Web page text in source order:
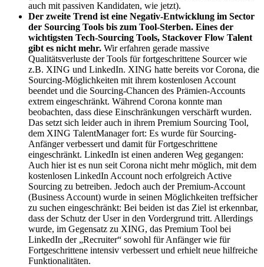
auch mit passiven Kandidaten, wie jetzt).
Der zweite Trend ist eine Negativ-Entwicklung im Sector
der Sourcing Tools bis zum Tool-Sterben. Eines der
wichtigsten Tech-Sourcing Tools, Stackover Flow Talent
gibt es nicht mehr. Wir erfahren gerade massive
Qualitätsverluste der Tools für fortgeschrittene Sourcer wie
z.B. XING und LinkedIn. XING hatte bereits vor Corona, die
Sourcing-Möglichkeiten mit ihrem kostenlosen Account
beendet und die Sourcing-Chancen des Prämien-Accounts
extrem eingeschränkt. Während Corona konnte man
beobachten, dass diese Einschränkungen verschärft wurden.
Das setzt sich leider auch in ihrem Premium Sourcing Tool,
dem XING TalentManager fort: Es wurde für Sourcing-
Anfänger verbessert und damit für Fortgeschrittene
eingeschränkt. LinkedIn ist einen anderen Weg gegangen:
Auch hier ist es nun seit Corona nicht mehr möglich, mit dem
kostenlosen LinkedIn Account noch erfolgreich Active
Sourcing zu betreiben. Jedoch auch der Premium-Account
(Business Account) wurde in seinen Möglichkeiten treffsicher
zu suchen eingeschränkt: Bei beiden ist das Ziel ist erkennbar,
dass der Schutz der User in den Vordergrund tritt. Allerdings
wurde, im Gegensatz zu XING, das Premium Tool bei
LinkedIn der „Recruiter“ sowohl für Anfänger wie für
Fortgeschrittene intensiv verbessert und erhielt neue hilfreiche
Funktionalitäten.